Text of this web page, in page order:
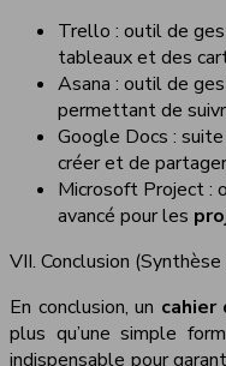
Trello : outil de
tableaux et des
Asana : outil de
permettant de
Google Docs :
créer et de
Microsoft Project :
avancé pour les
VII. Conclusion
En conclusion, un cahier
plus qu’une simple
indispensable pour